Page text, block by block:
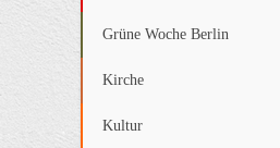
Grüne Woche Berlin
Kirche
Kultur